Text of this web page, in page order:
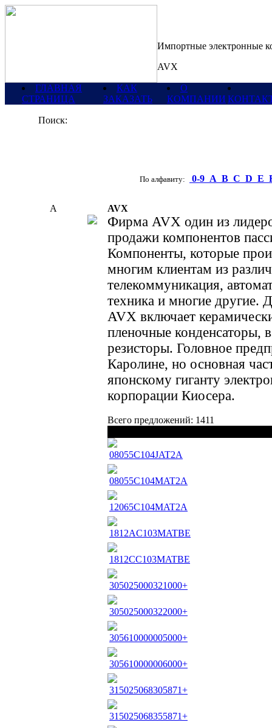
Импортные электронные
AVX
ГЛАВНАЯ
СТРАНИЦА
КАК
ЗАКАЗАТЬ
О
КОМПАНИИ
Поиск:
По алфавиту: 0-9 A B C D E
A AVX
Фирма AVX один из
продажи компонентов
Компоненты, которые
многим клиентам из
телекоммуникация,
техника и многие другие.
AVX включает
пленочные конденсаторы,
резисторы. Головное
Каролине, но основная
японскому гиганту
корпорации Киосера.
Всего предложений: 1411
08055C104JAT2A
08055C104MAT2A
12065C104MAT2A
1812AC103MATBE
1812CC103MATBE
305025000321000+
305025000322000+
305610000005000+
305610000006000+
315025068305871+
315025068355871+